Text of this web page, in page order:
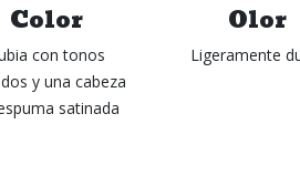
Color
con tonos
y una cabeza
satinada
Olor
Ligeramente